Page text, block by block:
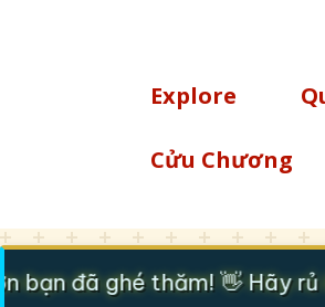
Explore
Cửu Chương
bạn đã ghé thăm! 👋 Hãy rủ